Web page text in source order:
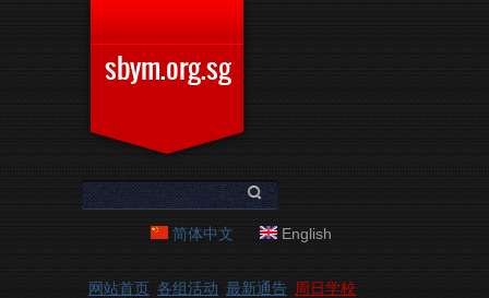
sbym.org.sg
Search form
Search
简体中文 English
网站首页 各组活动 最新通告
周日学校